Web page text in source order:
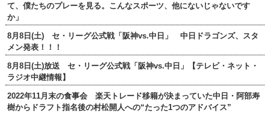
て、僕たちのプレーを見る。こんなスポーツ、他にないじゃないです
か」
8月8日(土) セ・リーグ公式戦「阪神vs.中日」 中日ドラゴンズ、スタ
メン発表！！！
8月8日(土)放送 セ・リーグ公式戦「阪神vs.中日」【テレビ・ネット・
ラジオ中継情報】
2022年11月末の食事会 楽天トレード移籍が決まっていた中日・阿部寿
樹からドラフト指名後の村松開人への“たった1つのアドバイス”